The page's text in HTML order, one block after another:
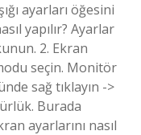
ayarları öğesini
yapılır? Ayarlar
2. Ekran
seçin. Monitör
sağ tıklayın ->
Burada
ayarlarını nasıl